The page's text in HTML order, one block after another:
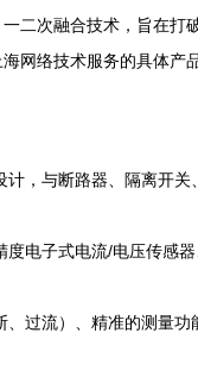
二次融合技术，旨在打
网络技术服务的具体产
，与断路器、隔离开
电子式电流/电压传感
过流）、精准的测量